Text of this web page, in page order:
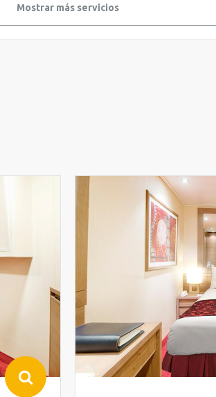
Mostrar más servicios